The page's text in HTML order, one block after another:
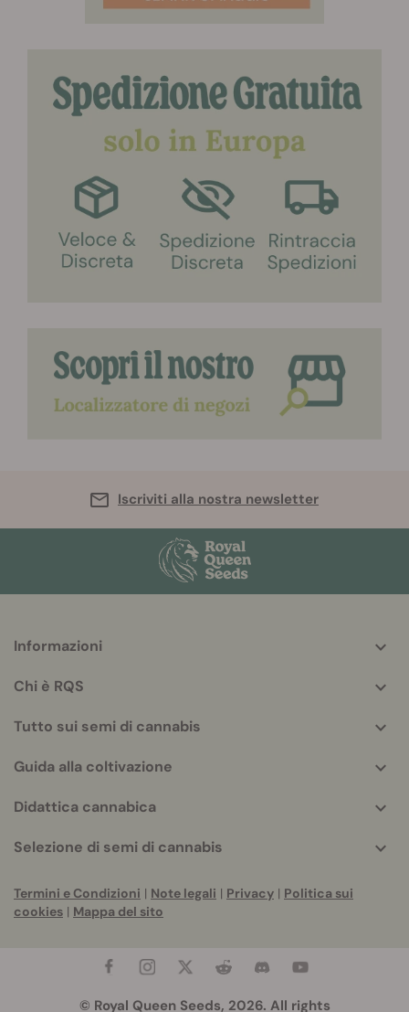
Iscriviti alla nostra newsletter
info
Informazioni
Chi è RQS
Tutto sui semi di cannabis
Guida alla coltivazione
Didattica cannabica
Selezione di semi di cannabis
Termini e Condizioni | Note legali | Privacy | Politica sui
cookies | Mappa del sito
© Royal Queen Seeds, 2026. All rights